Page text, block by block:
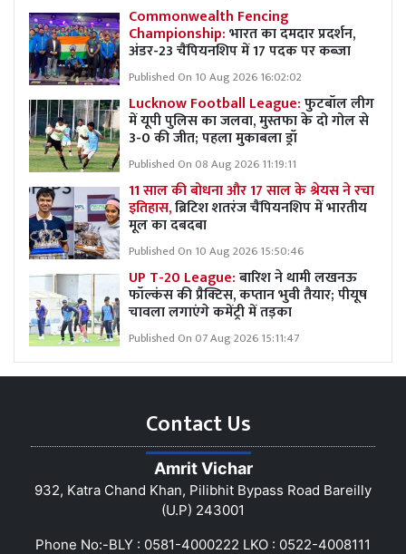
Commonwealth Fencing
Championship:भारत का दमदार प्रदर्शन,
अंडर-23 चैंपियनशिप में 17 पदक पर कब्जा
Published On 10 Aug 2026 16:02:02
Lucknow Football League:फुटबॉल लीग
में यूपी पुलिस का जलवा, मुस्तफा के दो गोल से
3-0 की जीत; पहला मुकाबला ड्रॉ
Published On 08 Aug 2026 11:19:11
11 साल की बोधना और 17 साल के श्रेयस ने रचा
इतिहास,ब्रिटिश शतरंज चैंपियनशिप में भारतीय
मूल का दबदबा
Published On 10 Aug 2026 15:50:46
UP T-20 League:बारिश ने थामी लखनऊ
फॉल्कंस की प्रैक्टिस, कप्तान भुवी तैयार; पीयूष
चावला लगाएंगे कमेंट्री में तड़का
Published On 07 Aug 2026 15:11:47
Contact Us
Amrit Vichar
932, Katra Chand Khan, Pilibhit Bypass Road Bareilly
(U.P) 243001
Phone No:-BLY : 0581-4000222 LKO : 0522-4008111